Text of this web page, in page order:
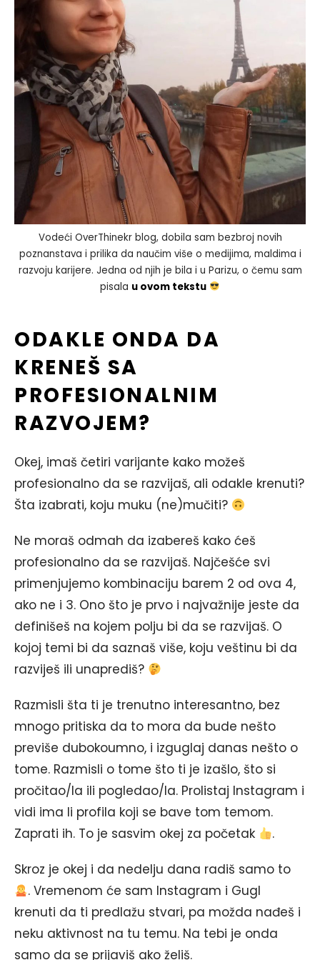
Vodeći OverThinekr blog, dobila sam bezbroj novih
poznanstava i prilika da naučim više o medijima, maldima i
razvoju karijere. Jedna od njih je bila i u Parizu, o čemu sam
pisala u ovom tekstu
ODAKLE ONDA DA
KRENEŠ SA
PROFESIONALNIM
RAZVOJEM?
Okej, imaš četiri varijante kako možeš
profesionalno da se razvijaš, ali odakle krenuti?
Šta izabrati, koju muku (ne)mučiti?
Ne moraš odmah da izabereš kako ćeš
profesionalno da se razvijaš. Najčešće svi
primenjujemo kombinaciju barem 2 od ova 4,
ako ne i 3. Ono što je prvo i najvažnije jeste da
definišeš na kojem polju bi da se razvijaš. O
kojoj temi bi da saznaš više, koju veštinu bi da
razviješ ili unaprediš?
Razmisli šta ti je trenutno interesantno, bez
mnogo pritiska da to mora da bude nešto
previše dubokoumno, i izguglaj danas nešto o
tome. Razmisli o tome što ti je izašlo, što si
pročitao/la ili pogledao/la. Prolistaj Instagram i
vidi ima li profila koji se bave tom temom.
Zaprati ih. To je sasvim okej za početak
.
Skroz je okej i da nedelju dana radiš samo to
. Vremenom će sam Instagram i Gugl
krenuti da ti predlažu stvari, pa možda nađeš i
neku aktivnost na tu temu. Na tebi je onda
samo da se prijaviš ako želiš.